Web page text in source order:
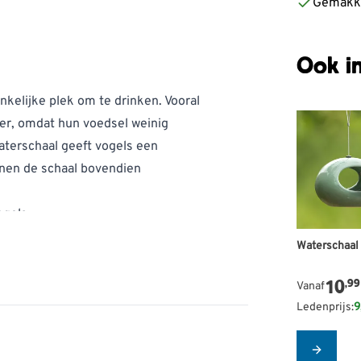
Ook
Waterschaal
De prijs is
Vanaf10,99
Ledenprijs:
plek om te drinken. Vooral
omdat hun voedsel weinig
geeft vogels een
de schaal bovendien